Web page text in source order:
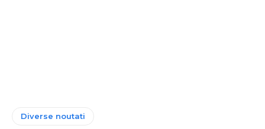
Diverse noutati